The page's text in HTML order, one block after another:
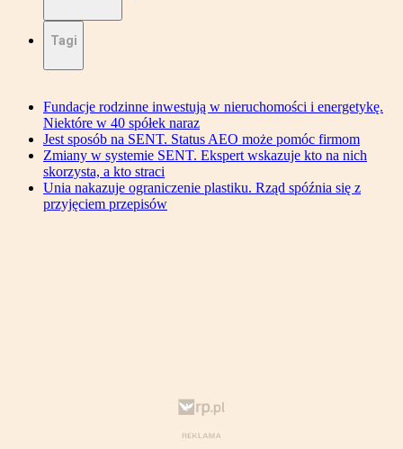
Tagi
Fundacje rodzinne inwestują w nieruchomości i energetykę.
Niektóre w 40 spółek naraz
Jest sposób na SENT. Status AEO może pomóc firmom
Zmiany w systemie SENT. Ekspert wskazuje kto na nich
skorzysta, a kto straci
Unia nakazuje ograniczenie plastiku. Rząd spóźnia się z
przyjęciem przepisów